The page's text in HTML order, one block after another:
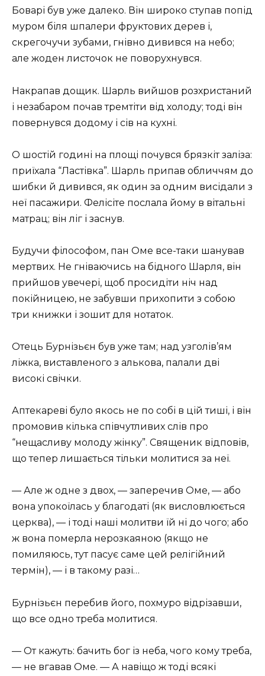
Боварі був уже далеко. Він широко ступав попід
муром біля шпалери фруктових дерев і,
скрегочучи зубами, гнівно дивився на небо;
але жоден листочок не поворухнувся.
Накрапав дощик. Шарль вийшов розхристаний
і незабаром почав тремтіти від холоду; тоді він
повернувся додому і сів на кухні.
О шостій годині на площі почувся брязкіт заліза:
приїхала “Ластівка”. Шарль припав обличчям до
шибки й дивився, як один за одним висідали з
неї пасажири. Фелісіте послала йому в вітальні
матрац; він ліг і заснув.
Будучи філософом, пан Оме все-таки шанував
мертвих. Не гніваючись на бідного Шарля, він
прийшов увечері, щоб просидіти ніч над
покійницею, не забувши прихопити з собою
три книжки і зошит для нотаток.
Отець Бурнізьєн був уже там; над узголів’ям
ліжка, виставленого з алькова, палали дві
високі свічки.
Аптекареві було якось не по собі в цій тиші, і він
промовив кілька співчутливих слів про
“нещасливу молоду жінку”. Священик відповів,
що тепер лишається тільки молитися за неї.
— Але ж одне з двох, — заперечив Оме, — або
вона упокоїлась у благодаті (як висловлюється
церква), — і тоді наші молитви їй ні до чого; або
ж вона померла нерозкаяною (якщо не
помиляюсь, тут пасує саме цей релігійний
термін), — і в такому разі…
Бурнізьєн перебив його, похмуро відрізавши,
що все одно треба молитися.
— От кажуть: бачить бог із неба, чого кому треба,
— не вгавав Оме. — А навіщо ж тоді всякі